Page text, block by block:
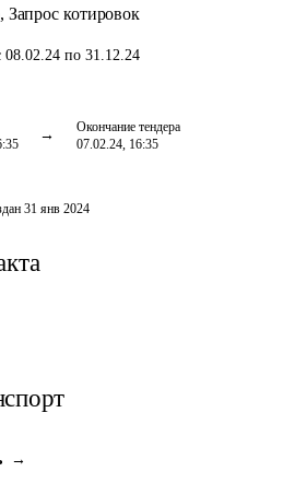
, Запрос котировок
08.02.24 по 31.12.24
Окончание тендера
07.02.24, 16:35
31 янв 2024
→